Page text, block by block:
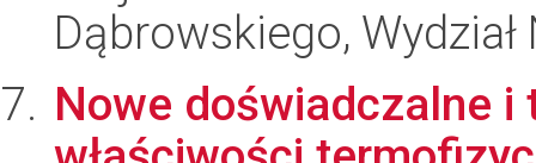
Dąbrowskiego,
Nowe doświadczalne